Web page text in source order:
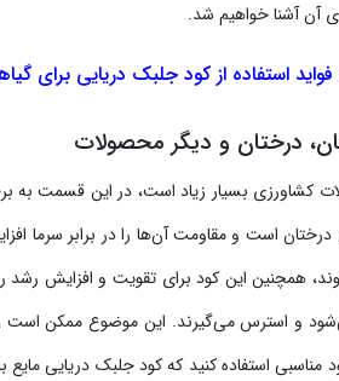
آن آشنا خواهیم شد.
فواید استفاده از کود جلبک دریایی برای
درختان و دیگر محصولات
کشاورزی بسیار زیاد است، در این قسمت به
است و مقاومت آن‌ها را در برابر سرما
همچنین این کود برای تقویت و افزایش رشد
و استرس می‌گیرند. این موضوع ممکن
استفاده کنید که کود جلبک دریایی مایع